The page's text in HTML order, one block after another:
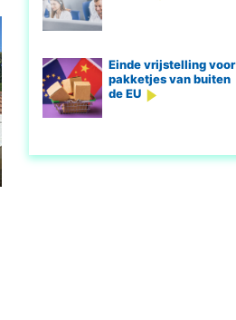
Einde vrijstelling voor
pakketjes van buiten
de EU